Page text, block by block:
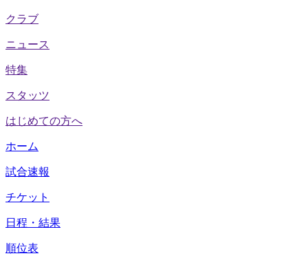
クラブ
ニュース
特集
スタッツ
はじめての方へ
ホーム
試合速報
チケット
日程・結果
順位表